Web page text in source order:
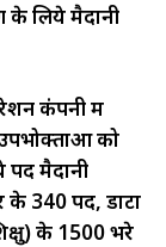
के लिये मैदानी
कंपनी में
को
पद मैदानी
के 340 पद, डाटा
के 1500 भरे